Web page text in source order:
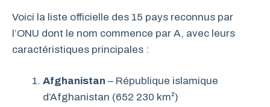
Voici la liste officielle des 15 pays reconnus par
l’ONU dont le nom commence par A, avec leurs
caractéristiques principales :
Afghanistan – République islamique
d’Afghanistan (652 230 km²)